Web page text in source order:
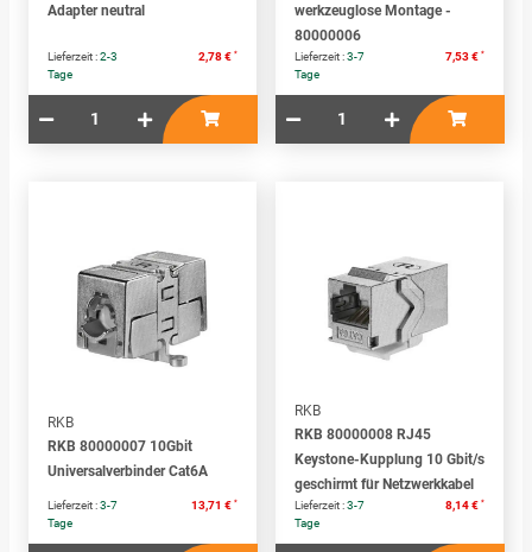
Adapter neutral
Lieferzeit :2-3
Tage
2,78 € *
werkzeuglose Montage -
80000006
Lieferzeit :3-7
Tage
7,53 € *
RKB
RKB 80000007 10Gbit
Universalverbinder Cat6A
Lieferzeit :3-7
Tage
13,71 € *
RKB
RKB 80000008 RJ45
Keystone-Kupplung 10 Gbit/s
geschirmt für Netzwerkkabel
Lieferzeit :3-7
Tage
8,14 € *